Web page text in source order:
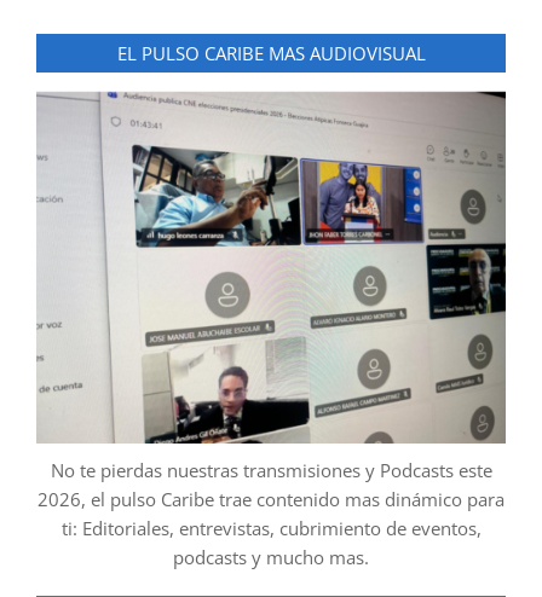
EL PULSO CARIBE MAS AUDIOVISUAL
No te pierdas nuestras transmisiones y Podcasts este
2026, el pulso Caribe trae contenido mas dinámico para
ti: Editoriales, entrevistas, cubrimiento de eventos,
podcasts y mucho mas.